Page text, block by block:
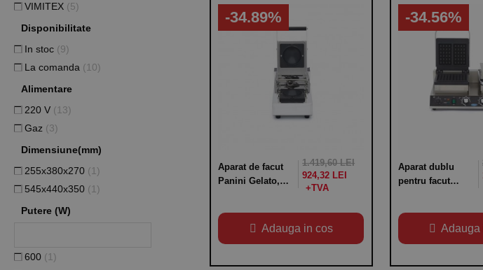
-34.89%
Aparat de facut
Panini Gelato,
mm, putere
instalata 600W,
greutate 5kg
1.419,60 LEI
924,32 LEI
Adauga in cos
-34.56%
Aparat dublu
pentru facut
intre 50-300°C,
dimensiuni
alimentare 220V,
Adauga
VIMITEX (5)
Disponibilitate
In stoc (9)
La comanda (10)
Alimentare
220 V (13)
Gaz (3)
Dimensiune(mm)
255x380x270 (1)
545x440x350 (1)
Putere (W)
600 (1)